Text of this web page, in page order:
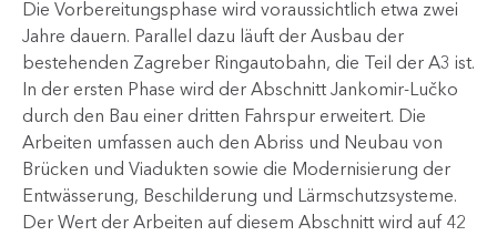
Die Vorbereitungsphase wird voraussichtlich etwa zwei
Jahre dauern. Parallel dazu läuft der Ausbau der
bestehenden Zagreber Ringautobahn, die Teil der A3 ist.
In der ersten Phase wird der Abschnitt Jankomir-Lučko
durch den Bau einer dritten Fahrspur erweitert. Die
Arbeiten umfassen auch den Abriss und Neubau von
Brücken und Viadukten sowie die Modernisierung der
Entwässerung, Beschilderung und Lärmschutzsysteme.
Der Wert der Arbeiten auf diesem Abschnitt wird auf 42